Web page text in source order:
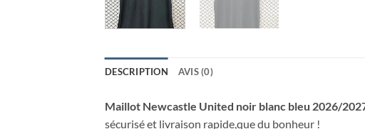
DESCRIPTION AVIS (0)
Maillot Newcastle United noir blanc bleu 2026/
sécurisé et livraison rapide,que du bonheur !